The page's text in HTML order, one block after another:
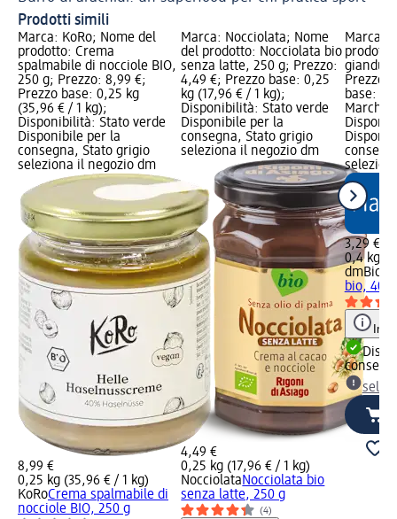
Prodotti simili
Marca: KoRo; Nome del
prodotto: Crema
spalmabile di nocciole BIO,
250 g; Prezzo: 8,99 €;
Prezzo base: 0,25 kg
(35,96 € / 1 kg);
Disponibilità: Stato verde
Disponibile per la
consegna, Stato grigio
seleziona il negozio dm
8,99 €
0,25 kg (35,96 € / 1 kg)
KoRoCrema spalmabile di
nocciole BIO, 250 g
Marca: Nocciolata; Nome
del prodotto: Nocciolata bio
senza latte, 250 g; Prezzo:
4,49 €; Prezzo base: 0,25
kg (17,96 € / 1 kg);
Disponibilità: Stato verde
Disponibile per la
consegna, Stato grigio
seleziona il negozio dm
4,49 €
0,25 kg (17,96 € / 1 kg)
NocciolataNocciolata bio
senza latte, 250 g
(4)
Marca:
Prezzo:
base:
Marchio
3,29 €
0,4 kg
dmBio
bio, 400